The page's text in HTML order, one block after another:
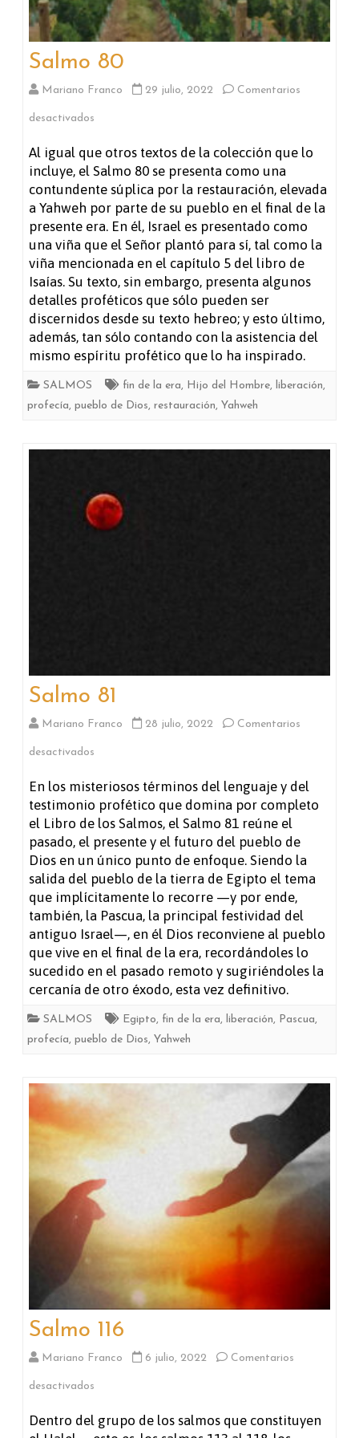
Salmo 80
Mariano Franco 29 julio, 2022 Comentarios
desactivados
Salmo
80
Al igual que otros textos de la colección que lo
incluye, el Salmo 80 se presenta como una
contundente súplica por la restauración, elevada
a Yahweh por parte de su pueblo en el final de la
presente era. En él, Israel es presentado como
una viña que el Señor plantó para sí, tal como la
viña mencionada en el capítulo 5 del libro de
Isaías. Su texto, sin embargo, presenta algunos
detalles proféticos que sólo pueden ser
discernidos desde su texto hebreo; y esto último,
además, tan sólo contando con la asistencia del
mismo espíritu profético que lo ha inspirado.
SALMOS fin de la era, Hijo del Hombre, liberación,
profecía, pueblo de Dios, restauración, Yahweh
Salmo 81
Mariano Franco 28 julio, 2022 Comentarios
desactivados
Salmo
81
En los misteriosos términos del lenguaje y del
testimonio profético que domina por completo
el Libro de los Salmos, el Salmo 81 reúne el
pasado, el presente y el futuro del pueblo de
Dios en un único punto de enfoque. Siendo la
salida del pueblo de la tierra de Egipto el tema
que implícitamente lo recorre —y por ende,
también, la Pascua, la principal festividad del
antiguo Israel—, en él Dios reconviene al pueblo
que vive en el final de la era, recordándoles lo
sucedido en el pasado remoto y sugiriéndoles la
cercanía de otro éxodo, esta vez definitivo.
SALMOS Egipto, fin de la era, liberación, Pascua,
profecía, pueblo de Dios, Yahweh
Salmo 116
Mariano Franco 6 julio, 2022 Comentarios
desactivados
Dentro del grupo de los salmos que constituyen